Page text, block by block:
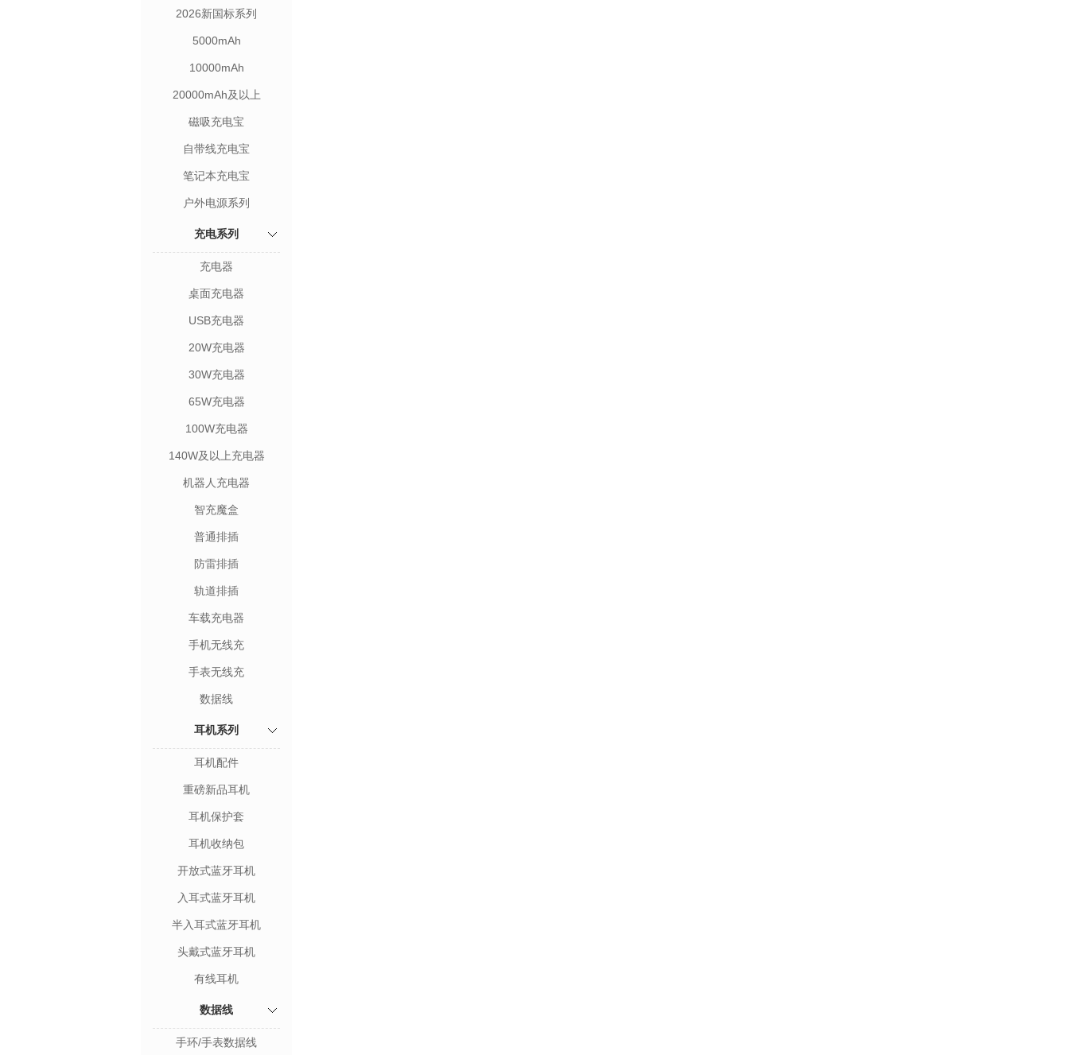
2026新国标系列
5000mAh
10000mAh
20000mAh及以上
磁吸充电宝
自带线充电宝
笔记本充电宝
户外电源系列
充电系列
充电器
桌面充电器
USB充电器
20W充电器
30W充电器
65W充电器
100W充电器
140W及以上充电器
机器人充电器
智充魔盒
普通排插
防雷排插
轨道排插
车载充电器
手机无线充
手表无线充
数据线
耳机系列
耳机配件
重磅新品耳机
耳机保护套
耳机收纳包
开放式蓝牙耳机
入耳式蓝牙耳机
半入耳式蓝牙耳机
头戴式蓝牙耳机
有线耳机
数据线
手环/手表数据线